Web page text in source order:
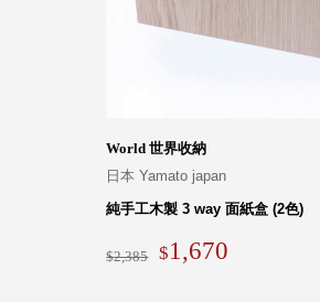
World 世界收納
日本 Yamato japan
純手工木製 3 way 面紙盒 (2色)
2,385 1,670